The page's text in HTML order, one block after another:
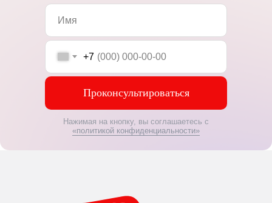
+7
Проконсультироваться
Нажимая на кнопку, вы соглашаетесь с
«политикой конфиденциальности»